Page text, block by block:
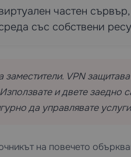
частен
със собствени
заместители. VPN
и двете заедно
да управлявате
на повечето